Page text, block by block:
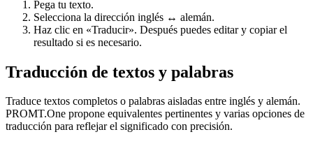
Pega tu texto.
Selecciona la dirección inglés ↔ alemán.
Haz clic en «Traducir». Después puedes editar y copiar el
resultado si es necesario.
Traducción de textos y palabras
Traduce textos completos o palabras aisladas entre inglés y alemán.
PROMT.One propone equivalentes pertinentes y varias opciones de
traducción para reflejar el significado con precisión.